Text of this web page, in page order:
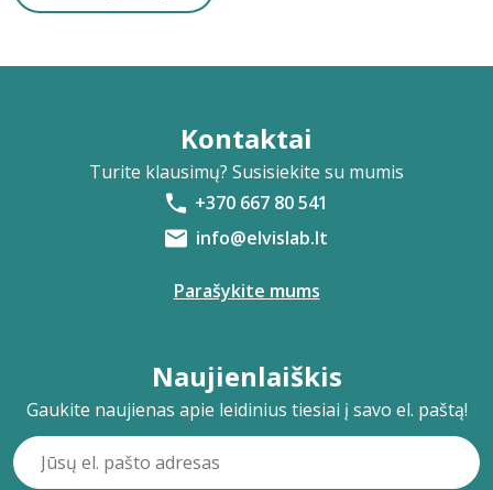
Kontaktai
Turite klausimų? Susisiekite su mumis
+370 667 80 541
info@elvislab.lt
Parašykite mums
Naujienlaiškis
Gaukite naujienas apie leidinius tiesiai į savo el. paštą!